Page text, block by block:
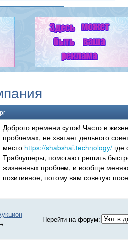
Доброго времени суток! Часто в
проблемах, не хватает дельного
место https://shabshai.technology/ где
Траблушеры, помогают решить
жизненных проблем, и вообще
позитивное, потому вам советую
Перейти на форум: